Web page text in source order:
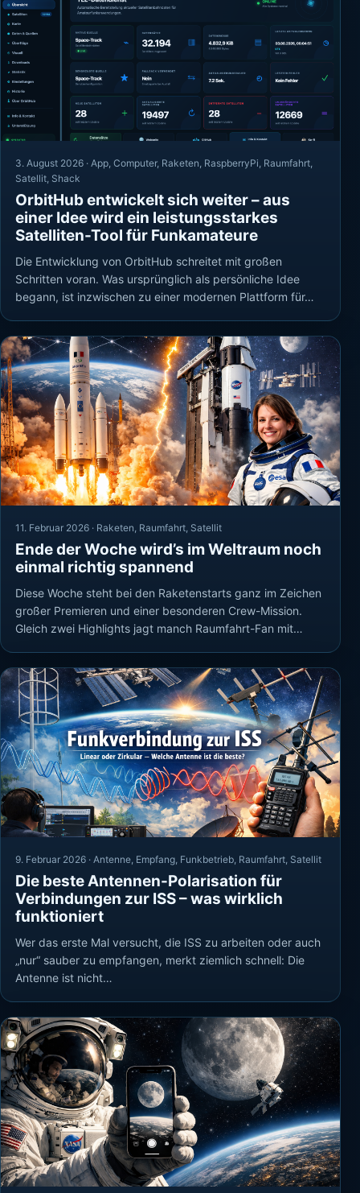
3. August 2026 · App, Computer, Raketen, RaspberryPi, Raumfahrt,
Satellit, Shack
OrbitHub entwickelt sich weiter – aus
einer Idee wird ein leistungsstarkes
Satelliten-Tool für Funkamateure
Die Entwicklung von OrbitHub schreitet mit großen
Schritten voran. Was ursprünglich als persönliche Idee
begann, ist inzwischen zu einer modernen Plattform für…
11. Februar 2026 · Raketen, Raumfahrt, Satellit
Ende der Woche wird’s im Weltraum noch
einmal richtig spannend
Diese Woche steht bei den Raketenstarts ganz im Zeichen
großer Premieren und einer besonderen Crew-Mission.
Gleich zwei Highlights jagt manch Raumfahrt-Fan mit…
9. Februar 2026 · Antenne, Empfang, Funkbetrieb, Raumfahrt, Satellit
Die beste Antennen-Polarisation für
Verbindungen zur ISS – was wirklich
funktioniert
Wer das erste Mal versucht, die ISS zu arbeiten oder auch
„nur“ sauber zu empfangen, merkt ziemlich schnell: Die
Antenne ist nicht…